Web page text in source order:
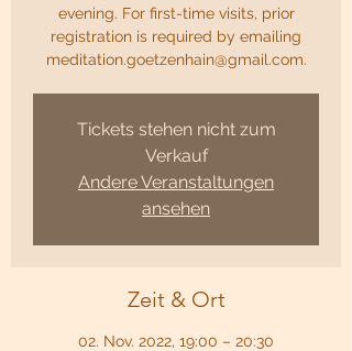
evening. For first-time visits, prior
registration is required by emailing
meditation.goetzenhain@gmail.com.
Tickets stehen nicht zum
Verkauf
Andere Veranstaltungen
ansehen
Zeit & Ort
02. Nov. 2022, 19:00 – 20:30